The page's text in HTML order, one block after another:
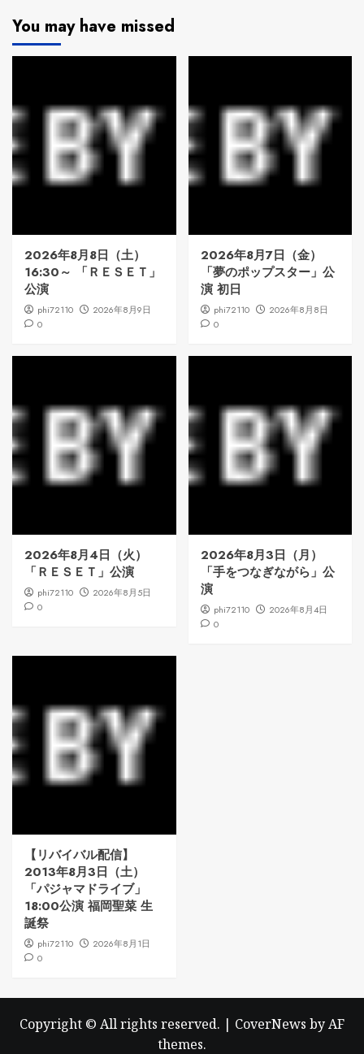
You may have missed
2026年8月8日（土）
16:30～ 「ＲＥＳＥＴ」
公演
phi72110
2026年8月9日
0
2026年8月7日（金）
「夢のポップスター」公
演 初日
phi72110
2026年8月8日
0
2026年8月4日（火）
「ＲＥＳＥＴ」公演
phi72110
2026年8月5日
0
2026年8月3日（月）
「手をつなぎながら」公
演
phi72110
2026年8月4日
0
【リバイバル配信】
2013年8月3日（土）
「パジャマドライブ」
18:00公演 福岡聖菜 生
誕祭
phi72110
2026年8月1日
0
Copyright © All rights reserved. | CoverNews by AF
themes.